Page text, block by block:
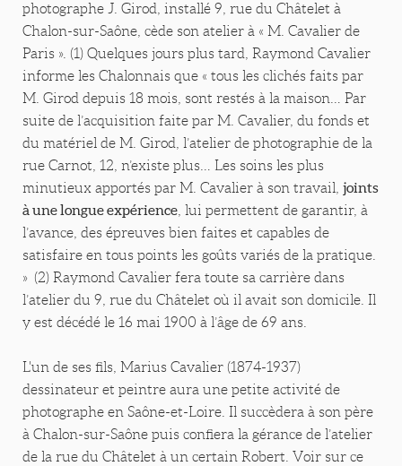
photographe J. Girod, installé 9, rue du Châtelet à
Chalon-sur-Saône, cède son atelier à « M. Cavalier de
Paris ». (1) Quelques jours plus tard, Raymond Cavalier
informe les Chalonnais que « tous les clichés faits par
M. Girod depuis 18 mois, sont restés à la maison… Par
suite de l’acquisition faite par M. Cavalier, du fonds et
du matériel de M. Girod, l’atelier de photographie de la
rue Carnot, 12, n’existe plus… Les soins les plus
minutieux apportés par M. Cavalier à son travail, joints
à une longue expérience , lui permettent de garantir, à
l’avance, des épreuves bien faites et capables de
satisfaire en tous points les goûts variés de la pratique.
» (2) Raymond Cavalier fera toute sa carrière dans
l’atelier du 9, rue du Châtelet où il avait son domicile. Il
y est décédé le 16 mai 1900 à l’âge de 69 ans.
L'un de ses fils, Marius Cavalier (1874-1937)
dessinateur et peintre aura une petite activité de
photographe en Saône-et-Loire. Il succèdera à son père
à Chalon-sur-Saône puis confiera la gérance de l’atelier
de la rue du Châtelet à un certain Robert. Voir sur ce